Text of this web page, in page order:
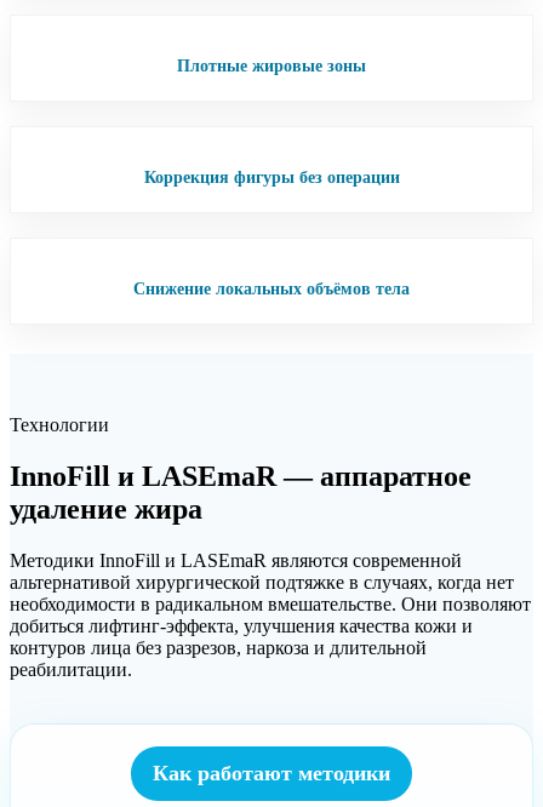
Плотные жировые зоны
Коррекция фигуры без операции
Снижение локальных объёмов тела
Технологии
InnoFill и LASEmaR — аппаратное
удаление жира
Методики InnoFill и LASEmaR являются современной
альтернативой хирургической подтяжке в случаях, когда нет
необходимости в радикальном вмешательстве. Они позволяют
добиться лифтинг-эффекта, улучшения качества кожи и
контуров лица без разрезов, наркоза и длительной
реабилитации.
Как работают методики